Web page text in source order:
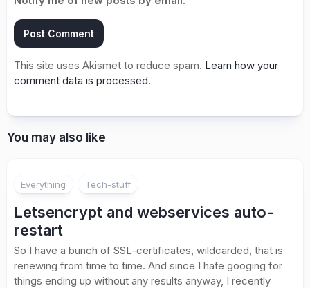
This site uses Akismet to reduce spam. Learn how your
comment data is processed.
You may also like
Everything Tech-stuff
Letsencrypt and webservices auto-
restart
So I have a bunch of SSL-certificates, wildcarded, that is
renewing from time to time. And since I hate googing for
things ending up without any results anyway, I recently